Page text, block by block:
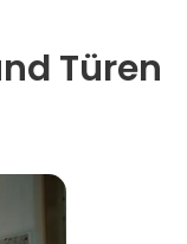
Türen